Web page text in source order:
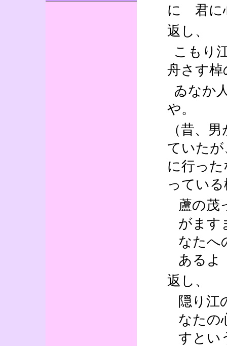
に 君に
返し、
こも
舟さす
ゐなか
や。
（昔、
ていた
に行っ
ってい
蘆の茂
がます
なたへ
あるよ
返し、
隠り江
なたの
すとい